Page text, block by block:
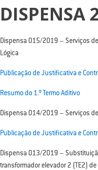
DISPENSA
Dispensa 015/2019 – Serviços
Lógica
Publicação de Justificativa e
Resumo do 1.º Termo Aditivo
Dispensa 014/2019 – Serviços
Publicação de Justificativa e
Dispensa 013/2019 –
transformador elevador 2 (TE2) de